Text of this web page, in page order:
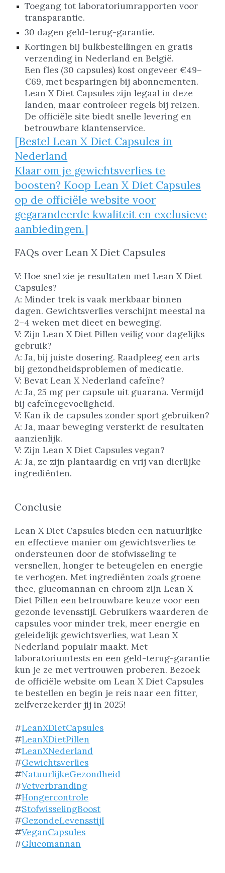
Toegang tot laboratoriumrapporten voor
transparantie.
30 dagen geld-terug-garantie.
Kortingen bij bulkbestellingen en gratis
verzending in Nederland en België.
Een fles (30 capsules) kost ongeveer €49–
€69, met besparingen bij abonnementen.
Lean X Diet Capsules zijn legaal in deze
landen, maar controleer regels bij reizen.
De officiële site biedt snelle levering en
betrouwbare klantenservice.
[Bestel Lean X Diet Capsules in
Nederland
Klaar om je gewichtsverlies te
boosten? Koop Lean X Diet Capsules
op de officiële website voor
gegarandeerde kwaliteit en exclusieve
aanbiedingen.]
FAQs over Lean X Diet Capsules
V: Hoe snel zie je resultaten met Lean X Diet
Capsules?
A: Minder trek is vaak merkbaar binnen
dagen. Gewichtsverlies verschijnt meestal na
2–4 weken met dieet en beweging.
V: Zijn Lean X Diet Pillen veilig voor dagelijks
gebruik?
A: Ja, bij juiste dosering. Raadpleeg een arts
bij gezondheidsproblemen of medicatie.
V: Bevat Lean X Nederland cafeïne?
A: Ja, 25 mg per capsule uit guarana. Vermijd
bij cafeïnegevoeligheid.
V: Kan ik de capsules zonder sport gebruiken?
A: Ja, maar beweging versterkt de resultaten
aanzienlijk.
V: Zijn Lean X Diet Capsules vegan?
A: Ja, ze zijn plantaardig en vrij van dierlijke
ingrediënten.
Conclusie
Lean X Diet Capsules bieden een natuurlijke
en effectieve manier om gewichtsverlies te
ondersteunen door de stofwisseling te
versnellen, honger te beteugelen en energie
te verhogen. Met ingrediënten zoals groene
thee, glucomannan en chroom zijn Lean X
Diet Pillen een betrouwbare keuze voor een
gezonde levensstijl. Gebruikers waarderen de
capsules voor minder trek, meer energie en
geleidelijk gewichtsverlies, wat Lean X
Nederland populair maakt. Met
laboratoriumtests en een geld-terug-garantie
kun je ze met vertrouwen proberen. Bezoek
de officiële website om Lean X Diet Capsules
te bestellen en begin je reis naar een fitter,
zelfverzekerder jij in 2025!
#LeanXDietCapsules
#LeanXDietPillen
#LeanXNederland
#Gewichtsverlies
#NatuurlijkeGezondheid
#Vetverbranding
#Hongercontrole
#StofwisselingBoost
#GezondeLevensstijl
#VeganCapsules
#Glucomannan